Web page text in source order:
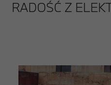
RADOŚĆ Z